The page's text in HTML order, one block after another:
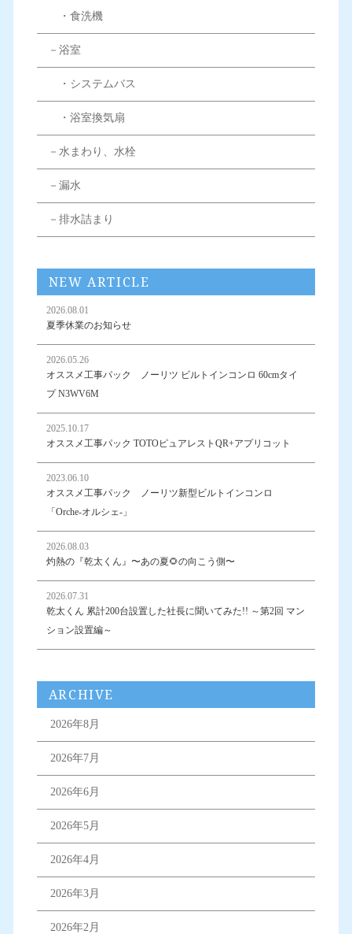
・食洗機
－浴室
・システムバス
・浴室換気扇
－水まわり、水栓
－漏水
－排水詰まり
NEW ARTICLE
2026.08.01
夏季休業のお知らせ
2026.05.26
オススメ工事パック ノーリツ ビルトインコンロ 60cmタイ
プ N3WV6M
2025.10.17
オススメ工事パック TOTOピュアレストQR+アプリコット
2023.06.10
オススメ工事パック ノーリツ新型ビルトインコンロ
「Orche-オルシェ-」
2026.08.03
灼熱の『乾太くん』〜あの夏🌻の向こう側〜
2026.07.31
乾太くん 累計200台設置した社長に聞いてみた!! ～第2回 マン
ション設置編～
ARCHIVE
2026年8月
2026年7月
2026年6月
2026年5月
2026年4月
2026年3月
2026年2月